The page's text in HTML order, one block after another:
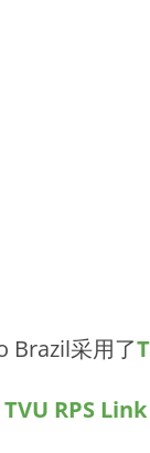
Brazil采用了
TVU RPS Link